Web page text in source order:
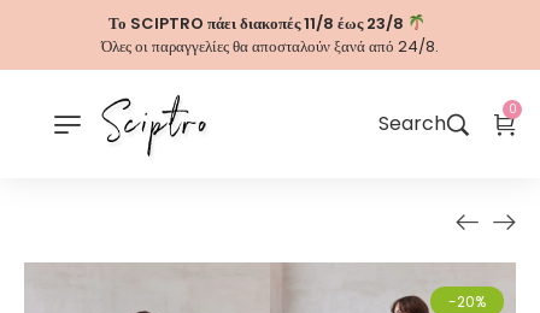
Το SCIPTRO πάει διακοπές 11/8 έως 23/8
Όλες οι παραγγελίες θα αποσταλούν ξανά από 24/8.
Search
0
-20%